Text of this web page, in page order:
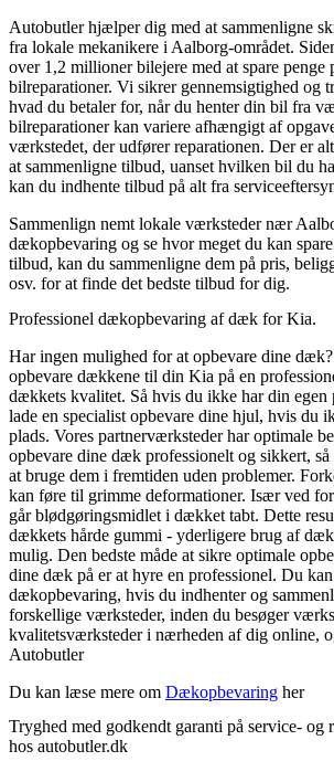
Autobutler hjælper dig med at sammenligne
fra lokale mekanikere i Aalborg-området.
over 1,2 millioner bilejere med at spare penge
bilreparationer. Vi sikrer gennemsigtighed og
hvad du betaler for, når du henter din bil fra
bilreparationer kan variere afhængigt af
værkstedet, der udfører reparationen. Der er
at sammenligne tilbud, uanset hvilken bil du
kan du indhente tilbud på alt fra
Sammenlign nemt lokale værksteder nær
dækopbevaring og se hvor meget du kan
tilbud, kan du sammenligne dem på pris,
osv. for at finde det bedste tilbud for dig.
Professionel dækopbevaring af dæk for Kia.
Har ingen mulighed for at opbevare dine
opbevare dækkene til din Kia på en
dækkets kvalitet. Så hvis du ikke har din egen
lade en specialist opbevare dine hjul, hvis du
plads. Vores partnerværksteder har optimale
opbevare dine dæk professionelt og sikkert,
at bruge dem i fremtiden uden problemer.
kan føre til grimme deformationer. Især ved
går blødgøringsmidlet i dækket tabt. Dette
dækkets hårde gummi - yderligere brug af
mulig. Den bedste måde at sikre optimale
dine dæk på er at hyre en professionel. Du kan
dækopbevaring, hvis du indhenter og
forskellige værksteder, inden du besøger
kvalitetsværksteder i nærheden af dig online,
Autobutler
Du kan læse mere om Dækopbevaring her
Tryghed med godkendt garanti på service- og
hos autobutler.dk